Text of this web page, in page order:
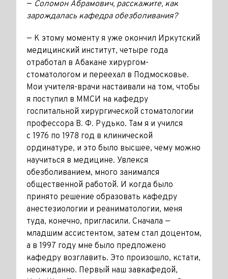
— Соломон Абрамович, расскажите, как
зарождалась кафедра обезболивания?
— К этому моменту я уже окончил Иркутский
медицинский институт, четыре года
отработал в Абакане хирургом-
стоматологом и переехал в Подмосковье.
Мои учителя-врачи настаивали на том, чтобы
я поступил в ММСИ на кафедру
госпитальной хирургической стоматологии
профессора В. Ф. Рудько. Там я и учился
с 1976 по 1978 год в клинической
ординатуре, и это было высшее, чему можно
научиться в медицине. Увлекся
обезболиванием, много занимался
общественной работой. И когда было
принято решение образовать кафедру
анестезиологии и реаниматологии, меня
туда, конечно, пригласили. Сначала —
младшим ассистентом, затем стал доцентом,
а в 1997 году мне было предложено
кафедру возглавить. Это произошло, кстати,
неожиданно. Первый наш завкафедой,